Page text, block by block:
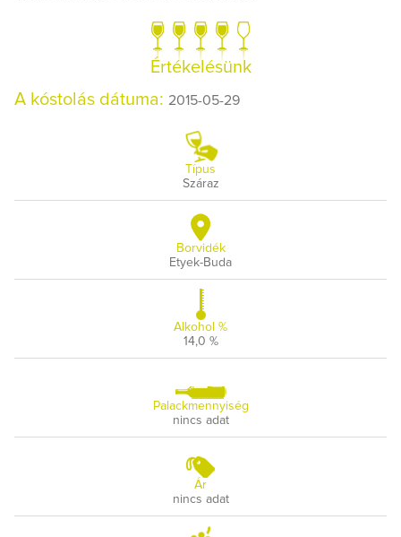
Értékelésünk
A kóstolás dátuma: 2015-05-29
Típus
Száraz
Borvidék
Etyek-Buda
Alkohol %
14,0 %
Palackmennyiség
nincs adat
Ár
nincs adat